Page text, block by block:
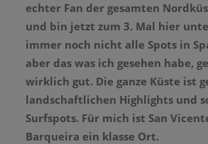
echter Fan der gesamten
und bin jetzt zum 3. Mal hier
immer noch nicht alle Spots in
aber das was ich gesehen habe,
wirklich gut. Die ganze Küste ist
landschaftlichen Highlights und
Surfspots. Für mich ist San
Barqueira ein klasse Ort.